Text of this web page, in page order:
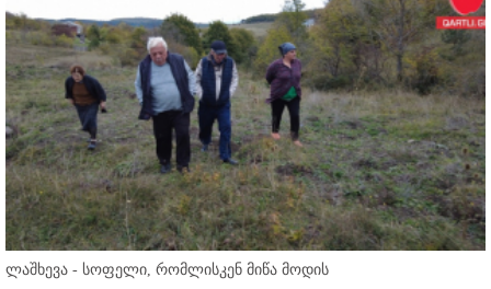
ლაშხევა - სოფელი, რომლისკენ მიწა მოდის